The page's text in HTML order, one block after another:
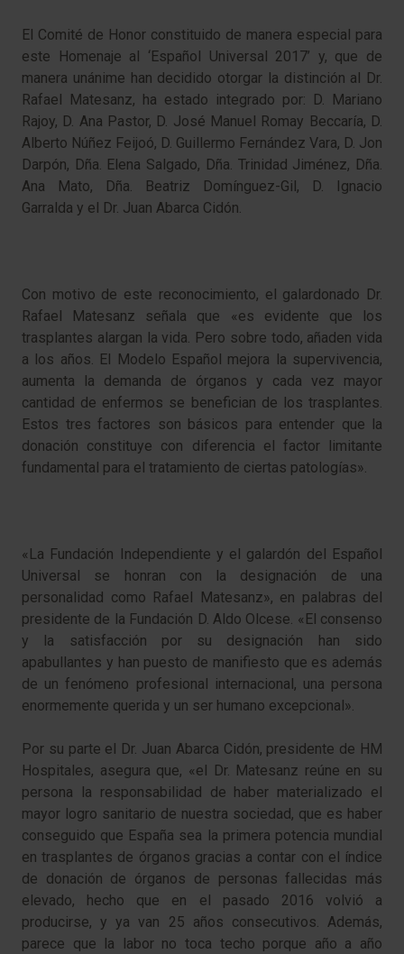
El Comité de Honor constituido de manera especial para
este Homenaje al ‘Español Universal 2017’ y, que de
manera unánime han decidido otorgar la distinción al Dr.
Rafael Matesanz, ha estado integrado por: D. Mariano
Rajoy, D. Ana Pastor, D. José Manuel Romay Beccaría, D.
Alberto Núñez Feijoó, D. Guillermo Fernández Vara, D. Jon
Darpón, Dña. Elena Salgado, Dña. Trinidad Jiménez, Dña.
Ana Mato, Dña. Beatriz Domínguez-Gil, D. Ignacio
Garralda y el Dr. Juan Abarca Cidón.
Con motivo de este reconocimiento, el galardonado Dr.
Rafael Matesanz señala que «es evidente que los
trasplantes alargan la vida. Pero sobre todo, añaden vida
a los años. El Modelo Español mejora la supervivencia,
aumenta la demanda de órganos y cada vez mayor
cantidad de enfermos se benefician de los trasplantes.
Estos tres factores son básicos para entender que la
donación constituye con diferencia el factor limitante
fundamental para el tratamiento de ciertas patologías».
«La Fundación Independiente y el galardón del Español
Universal se honran con la designación de una
personalidad como Rafael Matesanz», en palabras del
presidente de la Fundación D. Aldo Olcese. «El consenso
y la satisfacción por su designación han sido
apabullantes y han puesto de manifiesto que es además
de un fenómeno profesional internacional, una persona
enormemente querida y un ser humano excepcional».
Por su parte el Dr. Juan Abarca Cidón, presidente de HM
Hospitales, asegura que, «el Dr. Matesanz reúne en su
persona la responsabilidad de haber materializado el
mayor logro sanitario de nuestra sociedad, que es haber
conseguido que España sea la primera potencia mundial
en trasplantes de órganos gracias a contar con el índice
de donación de órganos de personas fallecidas más
elevado, hecho que en el pasado 2016 volvió a
producirse, y ya van 25 años consecutivos. Además,
parece que la labor no toca techo porque año a año